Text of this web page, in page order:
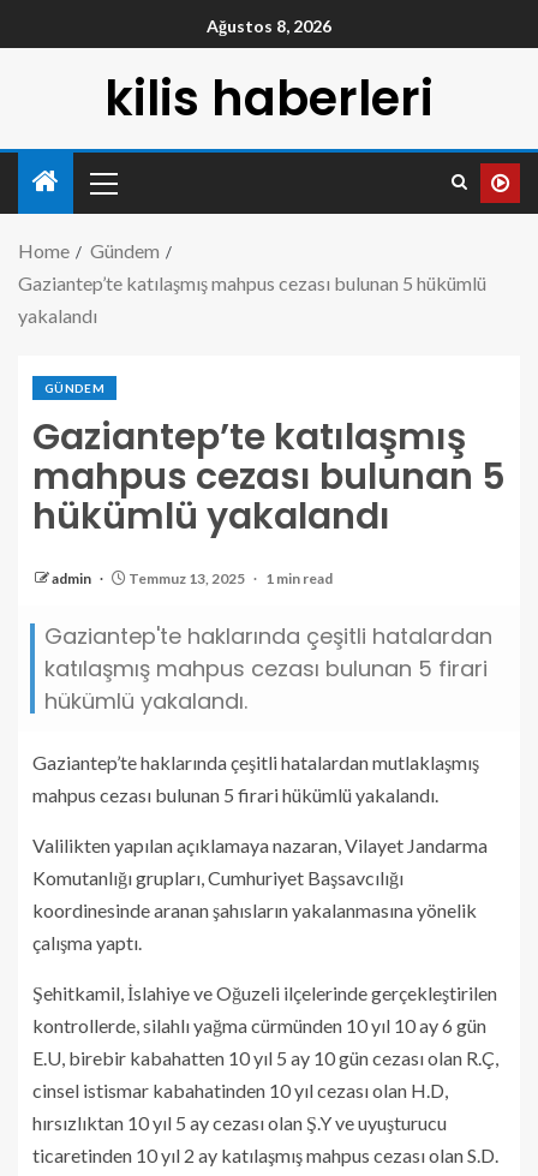
Ağustos 8, 2026
kilis haberleri
Home
Gündem
Gaziantep’te katılaşmış mahpus cezası bulunan 5 hükümlü
yakalandı
GÜNDEM
Gaziantep’te katılaşmış
mahpus cezası bulunan 5
hükümlü yakalandı
admin Temmuz 13, 2025 1 min read
Gaziantep'te haklarında çeşitli hatalardan
katılaşmış mahpus cezası bulunan 5 firari
hükümlü yakalandı.
Gaziantep’te haklarında çeşitli hatalardan mutlaklaşmış
mahpus cezası bulunan 5 firari hükümlü yakalandı.
Valilikten yapılan açıklamaya nazaran, Vilayet Jandarma
Komutanlığı grupları, Cumhuriyet Başsavcılığı
koordinesinde aranan şahısların yakalanmasına yönelik
çalışma yaptı.
Şehitkamil, İslahiye ve Oğuzeli ilçelerinde gerçekleştirilen
kontrollerde, silahlı yağma cürmünden 10 yıl 10 ay 6 gün
E.U, birebir kabahatten 10 yıl 5 ay 10 gün cezası olan R.Ç,
cinsel istismar kabahatinden 10 yıl cezası olan H.D,
hırsızlıktan 10 yıl 5 ay cezası olan Ş.Y ve uyuşturucu
ticaretinden 10 yıl 2 ay katılaşmış mahpus cezası olan S.D.